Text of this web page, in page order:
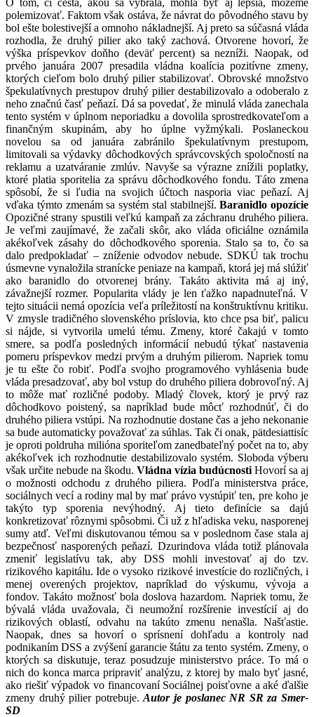
polemizovať. Faktom však ostáva, že návrat do pôvodného stavu by
bol ešte bolestivejší a omnoho nákladnejší. Aj preto sa súčasná vláda
rozhodla, že druhý pilier ako taký zachová. Otvorene hovorí, že
výška príspevkov doňho (deväť percent) sa nezníži. Naopak, od
prvého januára 2007 presadila vládna koalícia pozitívne zmeny,
ktorých cieľom bolo druhý pilier stabilizovať. Obrovské množstvo
špekulatívnych prestupov druhý pilier destabilizovalo a odoberalo z
neho značnú časť peňazí. Dá sa povedať, že minulá vláda zanechala
tento systém v úplnom neporiadku a dovolila sprostredkovateľom a
finančným skupinám, aby ho úplne vyžmýkali. Poslaneckou
novelou sa od januára zabránilo špekulatívnym prestupom,
limitovali sa výdavky dôchodkových správcovských spoločností na
reklamu a uzatváranie zmlúv. Navyše sa výrazne znížili poplatky,
ktoré platia sporitelia za správu dôchodkového fondu. Táto zmena
spôsobí, že si ľudia na svojich účtoch nasporia viac peňazí. Aj
vďaka týmto zmenám sa systém stal stabilnejší.Baranidlo opozície
Opozičné strany spustili veľkú kampaň za záchranu druhého piliera.
Je veľmi zaujímavé, že začali skôr, ako vláda oficiálne oznámila
akékoľvek zásahy do dôchodkového sporenia. Stalo sa to, čo sa
dalo predpokladať – zníženie odvodov nebude. SDKÚ tak trochu
úsmevne vynaložila stranícke peniaze na kampaň, ktorá jej má slúžiť
ako baranidlo do otvorenej brány. Takáto aktivita má aj iný,
závažnejší rozmer. Popularita vlády je len ťažko napadnuteľná. V
tejto situácii nemá opozícia veľa príležitostí na konštruktívnu kritiku.
V zmysle tradičného slovenského príslovia, kto chce psa biť, palicu
si nájde, si vytvorila umelú tému. Zmeny, ktoré čakajú v tomto
smere, sa podľa posledných informácií nebudú týkať nastavenia
pomeru príspevkov medzi prvým a druhým pilierom. Napriek tomu
je tu ešte čo robiť. Podľa svojho programového vyhlásenia bude
vláda presadzovať, aby bol vstup do druhého piliera dobrovoľný. Aj
to môže mať rozličné podoby. Mladý človek, ktorý je prvý raz
dôchodkovo poistený, sa napríklad bude môcť rozhodnúť, či do
druhého piliera vstúpi. Na rozhodnutie dostane čas a jeho nekonanie
sa bude automaticky považovať za súhlas. Tak či onak, pätdesiattisíc
je oproti poldruha milióna sporiteľom zanedbateľný počet na to, aby
akékoľvek ich rozhodnutie destabilizovalo systém. Sloboda výberu
však určite nebude na škodu. Vládna vízia budúcnosti Hovorí sa aj
o možnosti odchodu z druhého piliera. Podľa ministerstva práce,
sociálnych vecí a rodiny mal by mať právo vystúpiť ten, pre koho je
takýto typ sporenia nevýhodný. Aj tieto definície sa dajú
konkretizovať rôznymi spôsobmi. Či už z hľadiska veku, nasporenej
sumy atď. Veľmi diskutovanou témou sa v poslednom čase stala aj
bezpečnosť nasporených peňazí. Dzurindova vláda totiž plánovala
zmeniť legislatívu tak, aby DSS mohli investovať aj do tzv.
rizikového kapitálu. Ide o vysoko rizikové investície do rozličných, i
menej overených projektov, napríklad do výskumu, vývoja a
fondov. Takáto možnosť bola doslova hazardom. Napriek tomu, že
bývalá vláda uvažovala, či neumožní rozšírenie investícií aj do
rizikových oblastí, odvahu na takúto zmenu nenašla. Našťastie.
Naopak, dnes sa hovorí o sprísnení dohľadu a kontroly nad
podnikaním DSS a zvýšení garancie štátu za tento systém. Zmeny, o
ktorých sa diskutuje, teraz posudzuje ministerstvo práce. To má o
nich do konca marca pripraviť analýzu, z ktorej by malo byť jasné,
ako riešiť výpadok vo financovaní Sociálnej poisťovne a aké ďalšie
zmeny druhý pilier potrebuje.Autor je poslanec NR SR za Smer-
SD